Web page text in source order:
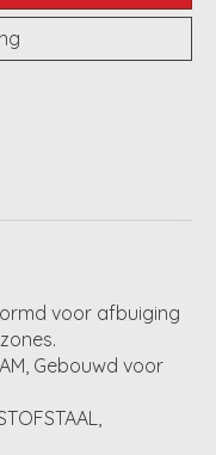
voor afbuiging
Gebouwd voor